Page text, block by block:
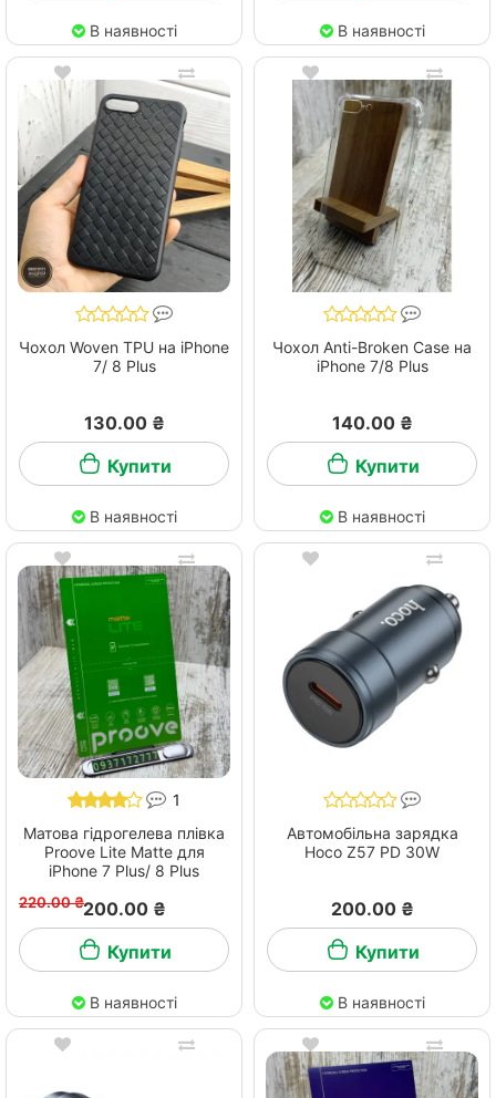
В наявності В наявності
Чохол Woven TPU на iPhone
7/ 8 Plus
130.00 ₴
Купити
В наявності
Чохол Anti-Broken Case на
iPhone 7/8 Plus
140.00 ₴
Купити
В наявності
1
Матова гідрогелева плівка
Proove Lite Matte для
iPhone 7 Plus/ 8 Plus
220.00 ₴200.00 ₴
Купити
В наявності
Автомобільна зарядка
Hoco Z57 PD 30W
200.00 ₴
Купити
В наявності